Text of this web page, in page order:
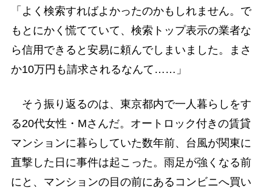
「よく検索すればよかったのかもしれません。で
もとにかく慌てていて、検索トップ表示の業者な
ら信用できると安易に頼んでしまいました。まさ
か10万円も請求されるなんて……」
そう振り返るのは、東京都内で一人暮らしをす
る20代女性・Mさんだ。オートロック付きの賃貸
マンションに暮らしていた数年前、台風が関東に
直撃した日に事件は起こった。雨足が強くなる前
にと、マンションの目の前にあるコンビニへ買い